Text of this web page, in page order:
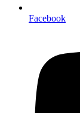
Facebook